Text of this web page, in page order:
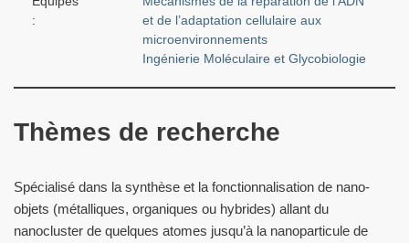
:
et de l’adaptation cellulaire aux
microenvironnements
Ingénierie Moléculaire et Glycobiologie
Thèmes de recherche
Spécialisé dans la synthèse et la fonctionnalisation de nano-
objets (métalliques, organiques ou hybrides) allant du
nanocluster de quelques atomes jusqu’à la nanoparticule de